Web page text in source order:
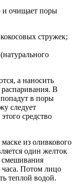
и очищает поры
стружек;
а наносить
В
попадут в поры
следует
средство
из оливкового
один желток
смешивания
часа. Потом лицо
теплой водой.